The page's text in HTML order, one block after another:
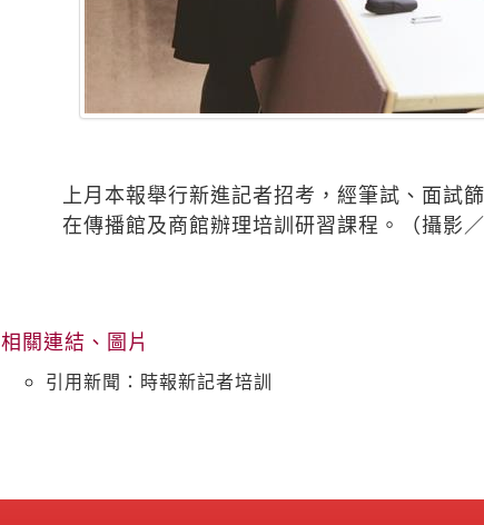
上月本報舉行新進記者招考，經筆試、面試
在傳播館及商館辦理培訓研習課程。（攝影／
相關連結、圖片
引用新聞：時報新記者培訓